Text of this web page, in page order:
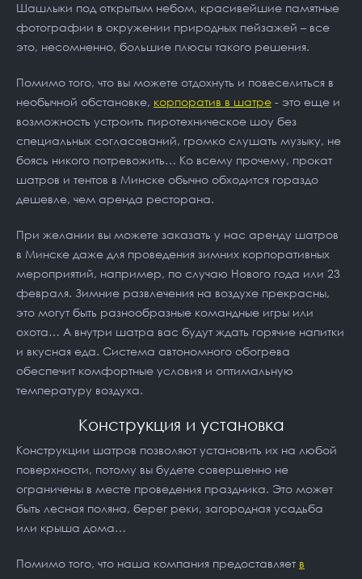
Шашлыки под открытым небом, красивейшие памятные
фотографии в окружении природных пейзажей – все
это, несомненно, большие плюсы такого решения.
Помимо того, что вы можете отдохнуть и повеселиться в
необычной обстановке, корпоратив в шатре - это еще и
возможность устроить пиротехническое шоу без
специальных согласований, громко слушать музыку, не
боясь никого потревожить… Ко всему прочему, прокат
шатров и тентов в Минске обычно обходится гораздо
дешевле, чем аренда ресторана.
При желании вы можете заказать у нас аренду шатров
в Минске даже для проведения зимних корпоративных
мероприятий, например, по случаю Нового года или 23
февраля. Зимние развлечения на воздухе прекрасны,
это могут быть разнообразные командные игры или
охота… А внутри шатра вас будут ждать горячие напитки
и вкусная еда. Система автономного обогрева
обеспечит комфортные условия и оптимальную
температуру воздуха.
Конструкция и установка
Конструкции шатров позволяют установить их на любой
поверхности, потому вы будете совершенно не
ограничены в месте проведения праздника. Это может
быть лесная поляна, берег реки, загородная усадьба
или крыша дома…
Помимо того, что наша компания предоставляет в